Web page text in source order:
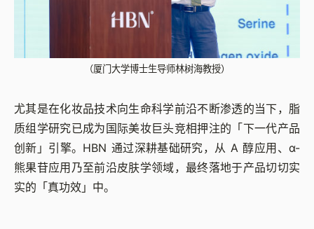
（厦门大学博士生导师林树海教授）
尤其是在化妆品技术向生命科学前沿不断渗透的当下，脂
质组学研究已成为国际美妆巨头竞相押注的「下一代产品
创新」引擎。HBN 通过深耕基础研究，从 A 醇应用、α-
熊果苷应用乃至前沿皮肤学领域，最终落地于产品切切实
实的「真功效」中。